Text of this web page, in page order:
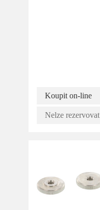
Koupit on-line
Nelze rezervovat